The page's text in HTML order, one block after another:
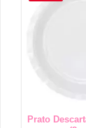
Prato